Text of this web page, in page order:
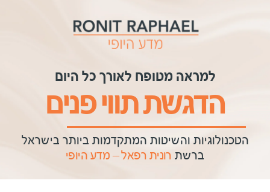
למראה מטופח לאורך כל היום
הדגשת תווי פנים
הטכנולוגיות והשיטות המתקדמות ביותר בישראל
ברשת רונית רפאל – מדע היופי